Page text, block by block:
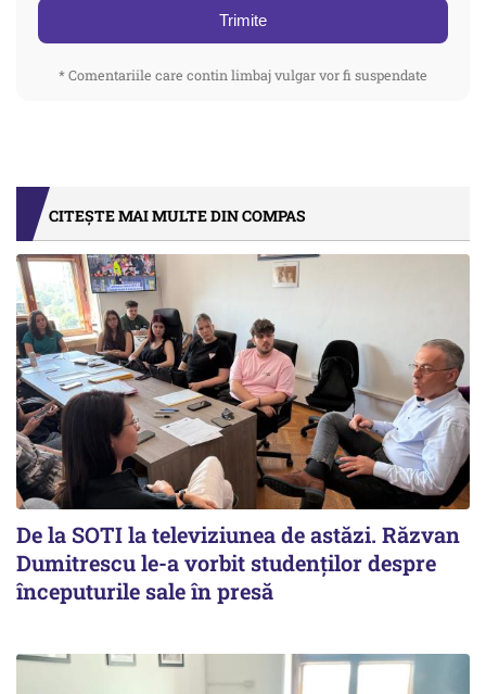
Trimite
* Comentariile care contin limbaj vulgar vor fi suspendate
CITEȘTE MAI MULTE DIN COMPAS
De la SOTI la televiziunea de astăzi. Răzvan
Dumitrescu le-a vorbit studenților despre
începuturile sale în presă